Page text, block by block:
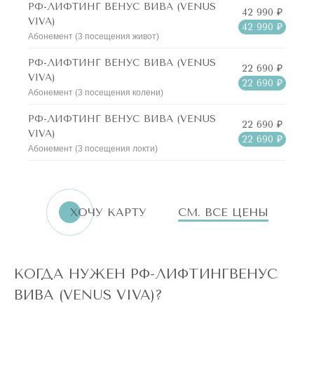
РФ-ЛИФТИНГ ВЕНУС ВИВА (VENUS
VIVA)
Абонемент (3 посещения живот)
42 990 ₽
42 990 ₽
РФ-ЛИФТИНГ ВЕНУС ВИВА (VENUS
VIVA)
Абонемент (3 посещения колени)
22 690 ₽
22 690 ₽
РФ-ЛИФТИНГ ВЕНУС ВИВА (VENUS
VIVA)
Абонемент (3 посещения локти)
22 690 ₽
22 690 ₽
ХОЧУ КАРТУ СМ. ВСЕ ЦЕНЫ
КОГДА НУЖЕН РФ-ЛИФТИНГВЕНУС
ВИВА (VENUS VIVA)?